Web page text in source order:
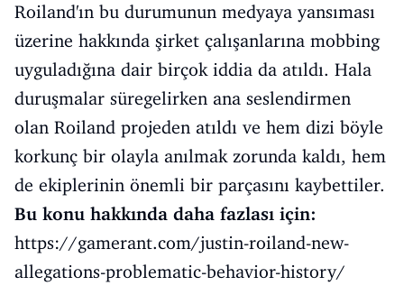
Roiland'ın bu durumunun medyaya yansıması
üzerine hakkında şirket çalışanlarına mobbing
uyguladığına dair birçok iddia da atıldı. Hala
duruşmalar süregelirken ana seslendirmen
olan Roiland projeden atıldı ve hem dizi böyle
korkunç bir olayla anılmak zorunda kaldı, hem
de ekiplerinin önemli bir parçasını kaybettiler.
Bu konu hakkında daha fazlası için:
https://gamerant.com/justin-roiland-new-
allegations-problematic-behavior-history/